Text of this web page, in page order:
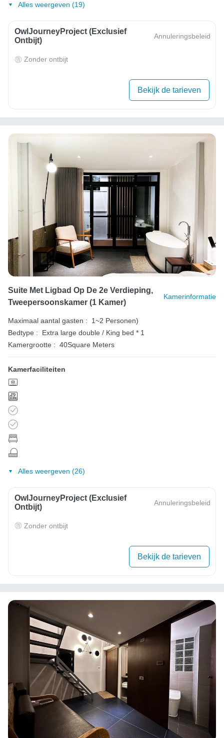
Alles weergeven (19)
OwlJourneyProject (exclusief
Ontbijt)
Annuleringsbeleid
Zonder ontbijt
Bekijk de tarieven
Suite Met Ligbad Op De 2e Verdieping,
Tweepersoonskamer (1 Kamer)
Kamerinformatie
Maximaal aantal gasten :
1~2 Personen)
Bedtype :
Extra large double / King bed * 1
Kamergrootte : 40Square Meters
Kamerfaciliteiten
Alles weergeven (26)
OwlJourneyProject (exclusief
Ontbijt)
Annuleringsbeleid
Zonder ontbijt
Bekijk de tarieven